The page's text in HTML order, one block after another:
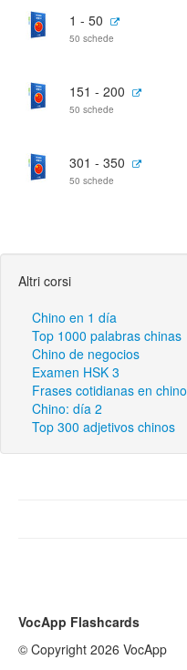
1 - 50
50 schede
151 - 200
50 schede
301 - 350
50 schede
Altri corsi
Chino en 1 día
Top 1000 palabras chinas
Chino de negocios
Examen HSK 3
Frases cotidianas en chino
Chino: día 2
Top 300 adjetivos chinos
VocApp Flashcards
© Copyright 2026 VocApp